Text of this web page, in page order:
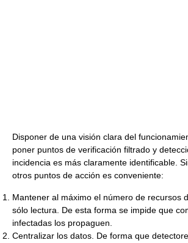
Disponer de una visión clara del
poner puntos de verificación filtrado y
incidencia es más claramente identificable.
otros puntos de acción es conveniente:
Mantener al máximo el número de recursos
sólo lectura. De esta forma se impide que
infectadas los propaguen.
Centralizar los datos. De forma que